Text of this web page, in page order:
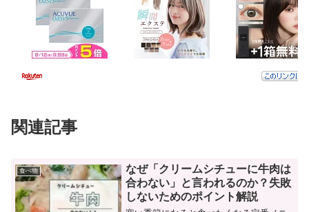
関連記事
食べ物
なぜ「クリームシチューに牛肉は
合わない」と言われるのか？失敗
しないためのポイント解説